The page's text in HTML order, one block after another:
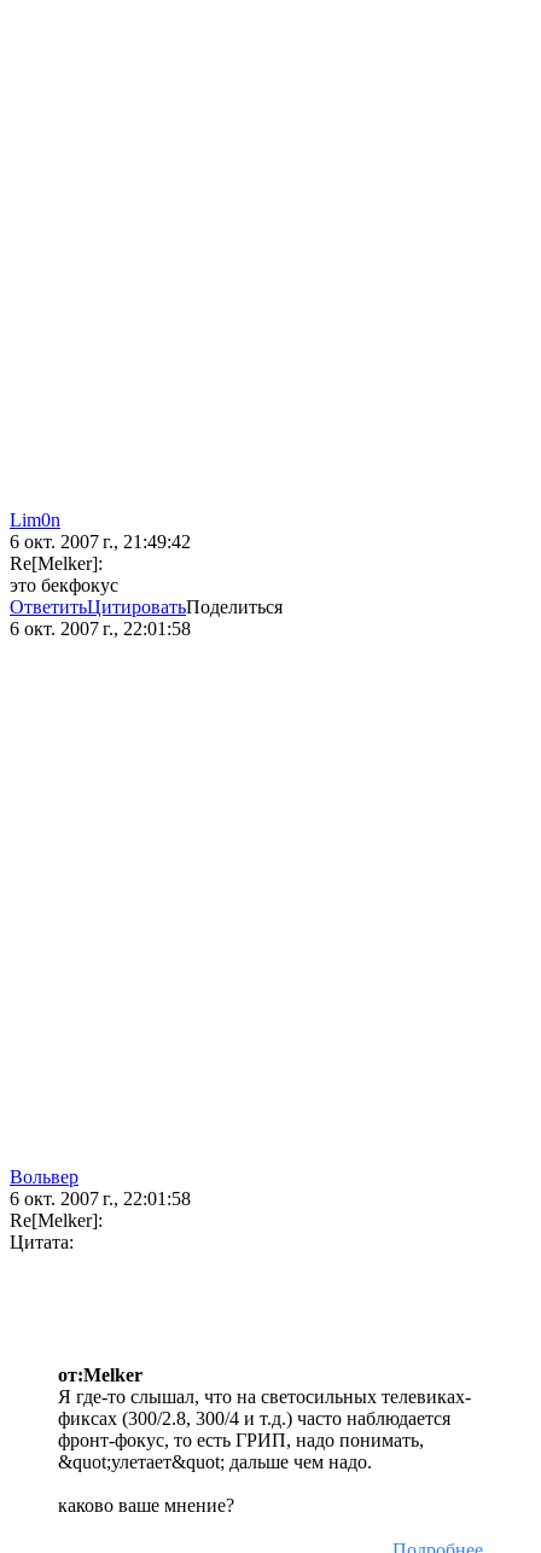
Lim0n
6 окт. 2007 г., 21:49:42
Re[Melker]:
это бекфокус
ОтветитьЦитироватьПоделиться
6 окт. 2007 г., 22:01:58
Вольвер
6 окт. 2007 г., 22:01:58
Re[Melker]:
Цитата:
от:Melker
Я где-то слышал, что на светосильных телевиках-
фиксах (300/2.8, 300/4 и т.д.) часто наблюдается
фронт-фокус, то есть ГРИП, надо понимать,
&quot;улетает&quot; дальше чем надо.
каково ваше мнение?